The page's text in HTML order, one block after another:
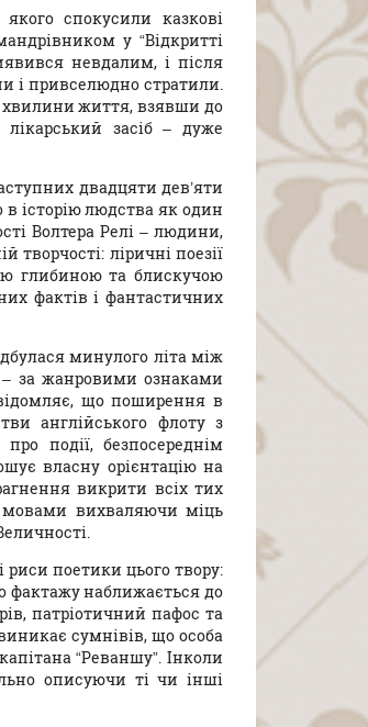
спокусили казкові
у “Відкритті
невдалим, і після
і привселюдно стратили.
хвилини життя, взявши до
засіб – дуже
двадцяти дев’яти
в історію людства як один
Волтера Релі – людини,
творчості: ліричні поезії
глибиною та блискучою
фактів і фантастичних
минулого літа між
– за жанровими ознаками
що поширення в
англійського флоту з
події, безпосереднім
власну орієнтацію на
викрити всіх тих
мовами вихваляючи міць
риси поетики цього твору:
фактажу наближається до
патріотичний пафос та
сумнівів, що особа
“Реваншу”. Інколи
описуючи ті чи інші